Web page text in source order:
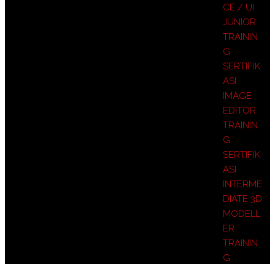
CE / UI
JUNIOR
TRAININ
G
SERTIFIK
ASI
IMAGE
EDITOR
TRAININ
G
SERTIFIK
ASI
INTERME
DIATE 3D
MODELL
ER
TRAININ
G